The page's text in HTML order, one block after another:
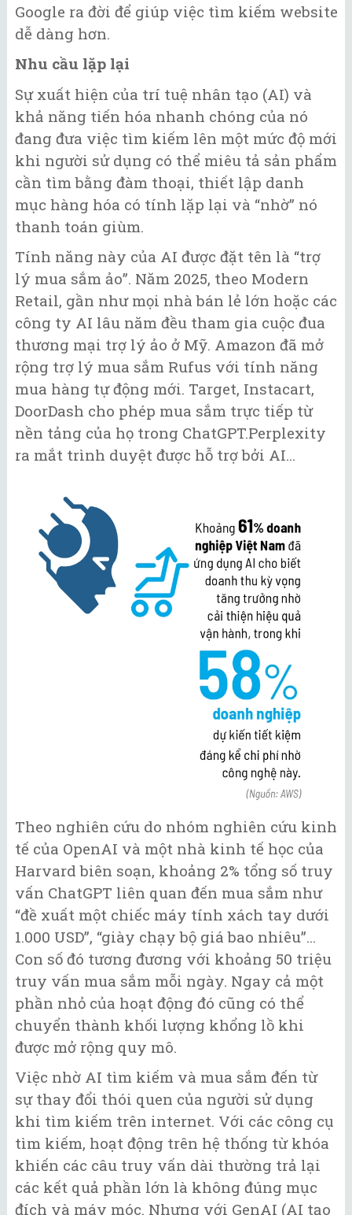
Google ra đời để giúp việc tìm kiếm website
dễ dàng hơn.
Nhu cầu lặp lại
Sự xuất hiện của trí tuệ nhân tạo (AI) và
khả năng tiến hóa nhanh chóng của nó
đang đưa việc tìm kiếm lên một mức độ mới
khi người sử dụng có thể miêu tả sản phẩm
cần tìm bằng đàm thoại, thiết lập danh
mục hàng hóa có tính lặp lại và “nhờ” nó
thanh toán giùm.
Tính năng này của AI được đặt tên là “trợ
lý mua sắm ảo”. Năm 2025, theo Modern
Retail, gần như mọi nhà bán lẻ lớn hoặc các
công ty AI lâu năm đều tham gia cuộc đua
thương mại trợ lý ảo ở Mỹ. Amazon đã mở
rộng trợ lý mua sắm Rufus với tính năng
mua hàng tự động mới. Target, Instacart,
DoorDash cho phép mua sắm trực tiếp từ
nền tảng của họ trong ChatGPT.Perplexity
ra mắt trình duyệt được hỗ trợ bởi AI...
Theo nghiên cứu do nhóm nghiên cứu kinh
tế của OpenAI và một nhà kinh tế học của
Harvard biên soạn, khoảng 2% tổng số truy
vấn ChatGPT liên quan đến mua sắm như
“đề xuất một chiếc máy tính xách tay dưới
1.000 USD”, “giày chạy bộ giá bao nhiêu”...
Con số đó tương đương với khoảng 50 triệu
truy vấn mua sắm mỗi ngày. Ngay cả một
phần nhỏ của hoạt động đó cũng có thể
chuyển thành khối lượng khổng lồ khi
được mở rộng quy mô.
Việc nhờ AI tìm kiếm và mua sắm đến từ
sự thay đổi thói quen của người sử dụng
khi tìm kiếm trên internet. Với các công cụ
tìm kiếm, hoạt động trên hệ thống từ khóa
khiến các câu truy vấn dài thường trả lại
các kết quả phần lớn là không đúng mục
đích và máy móc. Nhưng với GenAI (AI tạo